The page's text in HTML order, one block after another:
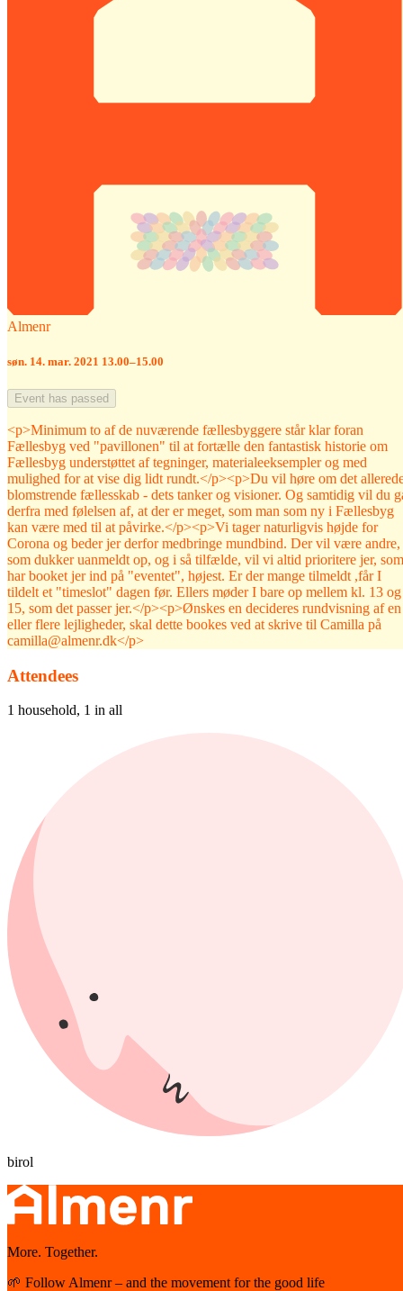
Almenr
søn. 14. mar. 2021 13.00–15.00
Event has passed
<p>Minimum to af de nuværende fællesbyggere står klar foran
Fællesbyg ved "pavillonen" til at fortælle den fantastisk historie om
Fællesbyg understøttet af tegninger, materialeeksempler og med
mulighed for at vise dig lidt rundt.</p><p>Du vil høre om det
blomstrende fællesskab - dets tanker og visioner. Og samtidig vil du
derfra med følelsen af, at der er meget, som man som ny i Fællesbyg
kan være med til at påvirke.</p><p>Vi tager naturligvis højde for
Corona og beder jer derfor medbringe mundbind. Der vil være andre,
som dukker uanmeldt op, og i så tilfælde, vil vi altid prioritere jer, som
har booket jer ind på "eventet", højest. Er der mange tilmeldt ,får I
tildelt et "timeslot" dagen før. Ellers møder I bare op mellem kl. 13 og
15, som det passer jer.</p><p>Ønskes en decideres rundvisning af en
eller flere lejligheder, skal dette bookes ved at skrive til Camilla på
camilla@almenr.dk</p>
Attendees
1 household, 1 in all
birol
More. Together.
🌱 Follow Almenr – and the movement for the good life